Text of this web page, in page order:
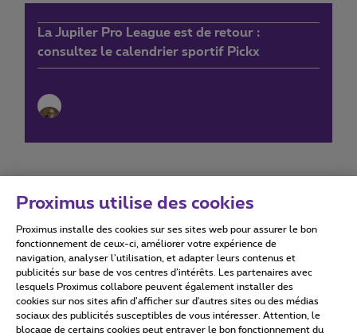
La Jupiler Pro League est de retour :
consultez le calendrier sportif Pickx
Conditions d'utilisation Accessibility statement
Tous droits réservés. © 2026 Proximus
Proximus utilise des cookies
Proximus installe des cookies sur ses sites web pour assurer le bon
fonctionnement de ceux-ci, améliorer votre expérience de
navigation, analyser l’utilisation, et adapter leurs contenus et
publicités sur base de vos centres d’intérêts. Les partenaires avec
lesquels Proximus collabore peuvent également installer des
cookies sur nos sites afin d’afficher sur d'autres sites ou des médias
sociaux des publicités susceptibles de vous intéresser. Attention, le
blocage de certains cookies peut entraver le bon fonctionnement du